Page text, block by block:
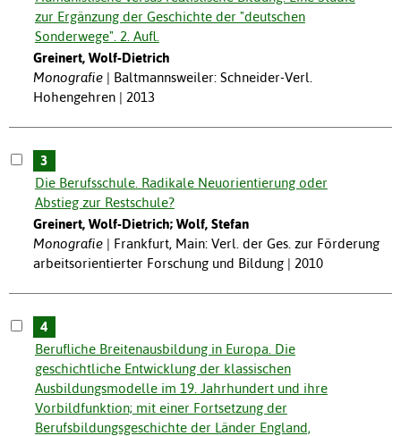
zur Ergänzung der Geschichte der "deutschen
Sonderwege". 2. Aufl.
Greinert, Wolf-Dietrich
Monografie
Baltmannsweiler: Schneider-Verl.
Hohengehren | 2013
3
Die Berufsschule. Radikale Neuorientierung oder
Abstieg zur Restschule?
Greinert, Wolf-Dietrich; Wolf, Stefan
Monografie
Frankfurt, Main: Verl. der Ges. zur Förderung
arbeitsorientierter Forschung und Bildung | 2010
4
Berufliche Breitenausbildung in Europa. Die
geschichtliche Entwicklung der klassischen
Ausbildungsmodelle im 19. Jahrhundert und ihre
Vorbildfunktion; mit einer Fortsetzung der
Berufsbildungsgeschichte der Länder England,